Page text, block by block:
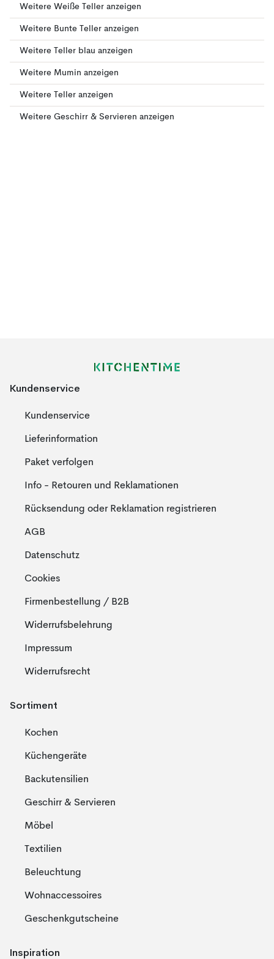
Weitere Weiße Teller anzeigen
Weitere Bunte Teller anzeigen
Weitere Teller blau anzeigen
Weitere Mumin anzeigen
Weitere Teller anzeigen
Weitere Geschirr & Servieren anzeigen
Kundenservice
Kundenservice
Lieferinformation
Paket verfolgen
Info - Retouren und Reklamationen
Rücksendung oder Reklamation registrieren
AGB
Datenschutz
Cookies
Firmenbestellung / B2B
Widerrufsbelehrung
Impressum
Widerrufsrecht
Sortiment
Kochen
Küchengeräte
Backutensilien
Geschirr & Servieren
Möbel
Textilien
Beleuchtung
Wohnaccessoires
Geschenkgutscheine
Inspiration